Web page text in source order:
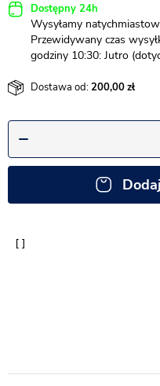
Dostępny 24h
Wysyłamy
Przewidywany czas
godziny 10:30: Jutro
Dostawa od:200,00